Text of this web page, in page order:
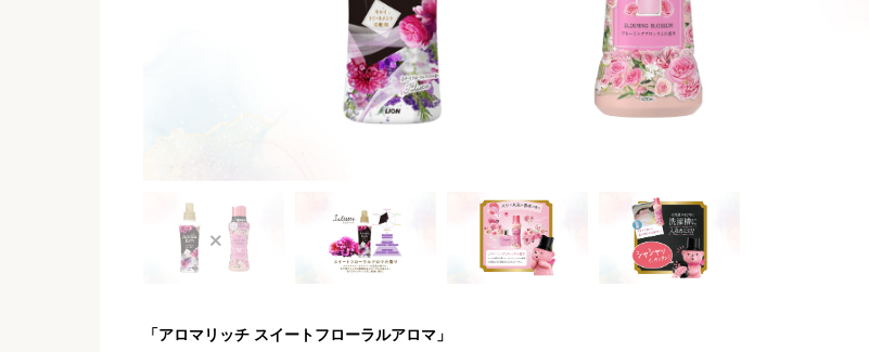
「アロマリッチ スイートフローラルアロマ」